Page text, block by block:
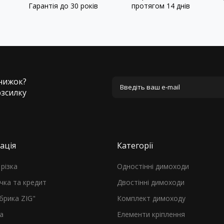
Гарантія до 30 років
протягом 14 днів
та кредит
ZIG"
Категорії
Одностінні димоходи
Двостінні димоходи
Комплект димоходу
Елементи кріплення